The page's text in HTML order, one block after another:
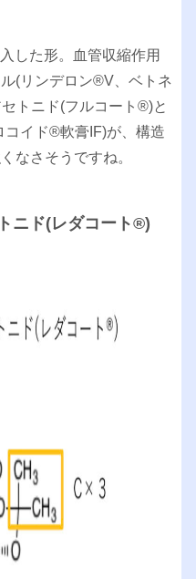
した形。血管収縮作用
(リンデロン®︎V、ベトネ
トニド(フルコート®︎)と
コイド®︎軟膏IF)が、構造
なさそうですね。
ニド(レダコート®︎)